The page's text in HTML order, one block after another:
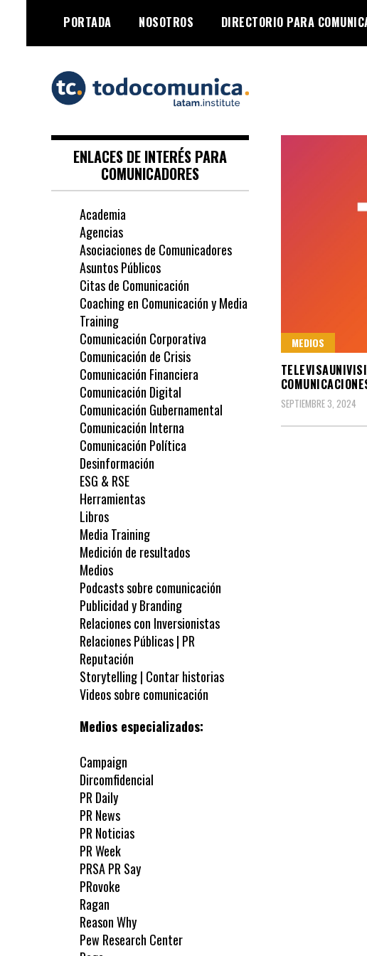
content
PORTADA NOSOTROS DIRECTORIO PARA
TodoComunica x
LATAM Institute
MEDIOS
SEPTIEMBRE 3, 2024
ENLACES DE INTERÉS PARA
COMUNICADORES
Academia
Agencias
Asociaciones de Comunicadores
Asuntos Públicos
Citas de Comunicación
Coaching en Comunicación y Media
Training
Comunicación Corporativa
Comunicación de Crisis
Comunicación Financiera
Comunicación Digital
Comunicación Gubernamental
Comunicación Interna
Comunicación Política
Desinformación
ESG & RSE
Herramientas
Libros
Media Training
Medición de resultados
Medios
Podcasts sobre comunicación
Publicidad y Branding
Relaciones con Inversionistas
Relaciones Públicas | PR
Reputación
Storytelling | Contar historias
Videos sobre comunicación
Medios especializados:
Campaign
Dircomfidencial
PR Daily
PR News
PR Noticias
PR Week
PRSA PR Say
PRovoke
Ragan
Reason Why
Pew Research Center